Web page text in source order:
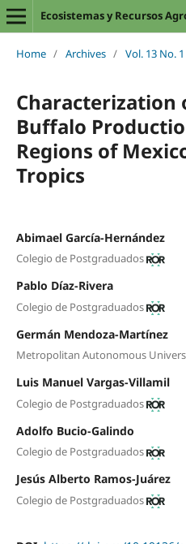
Ecosistemas y Recursos
Home / Archives / Vol. 13 No.
Characterization
Buffalo
Regions of
Tropics
Abimael García-Hernández
Colegio de Postgraduados
Pablo Díaz-Rivera
Colegio de Postgraduados
Germán Mendoza-Martínez
Metropolitan Autonomous
Luis Manuel Vargas-Villamil
Colegio de Postgraduados
Adolfo Bucio-Galindo
Colegio de Postgraduados
Jesús Alberto Ramos-Juárez
Colegio de Postgraduados